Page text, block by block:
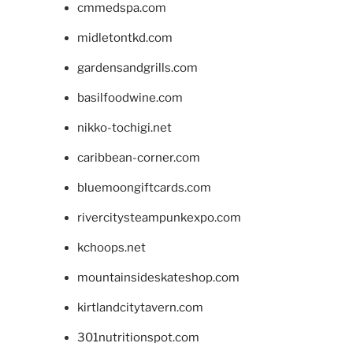
cmmedspa.com
midletontkd.com
gardensandgrills.com
basilfoodwine.com
nikko-tochigi.net
caribbean-corner.com
bluemoongiftcards.com
rivercitysteampunkexpo.com
kchoops.net
mountainsideskateshop.com
kirtlandcitytavern.com
301nutritionspot.com